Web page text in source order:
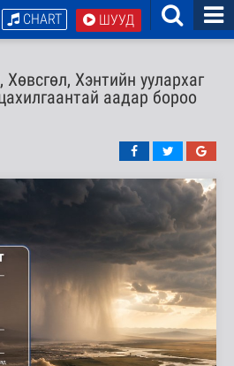
ШУУД
CHART
Хэнтийн уулархаг
аадар бороо